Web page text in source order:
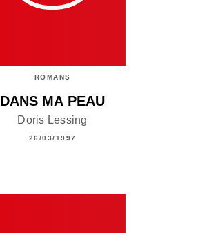
ROMANS
DANS MA PEAU
Doris Lessing
26/03/1997